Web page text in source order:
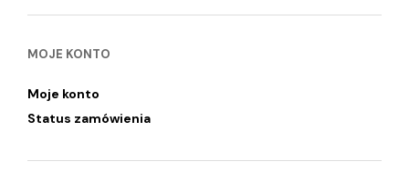
MOJE KONTO
Moje konto
Status zamówienia